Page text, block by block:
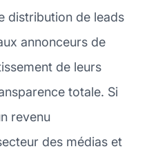
distribution de leads
annonceurs de
de leurs
totale. Si
revenu
des médias et